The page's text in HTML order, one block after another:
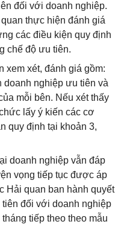
đối với doanh nghiệp.
thực hiện đánh giá
các điều kiện quy định
chế độ ưu tiên.
xem xét, đánh giá gồm:
nghiệp ưu tiên và
mỗi bên. Nếu xét thấy
lấy ý kiến các cơ
quy định tại khoản 3,
doanh nghiệp vẫn đáp
vọng tiếp tục được áp
Hải quan ban hành quyết
đối với doanh nghiệp
tiếp theo theo mẫu